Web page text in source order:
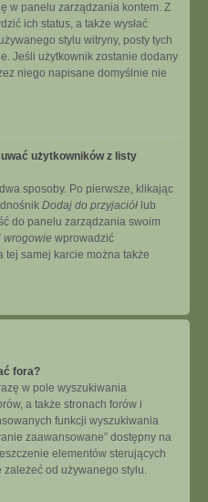
w panelu zarządzania kontem. Z
ich status, a także wysłać
stylu witryny, posty tych
Jeśli użytkownik zostanie dodany
niego napisane domyślnie nie
użytkowników z listy
sposoby. Po pierwsze, klikając
Dodaj do przyjaciół lub
do panelu zarządzania swoim
wrogowie wprowadzić
samej karcie można także
fora?
w pole wyszukiwania
a także stronach forów i
funkcji wyszukiwania
zaawansowane” dostępny na
elementów sterujących
od używanego stylu.